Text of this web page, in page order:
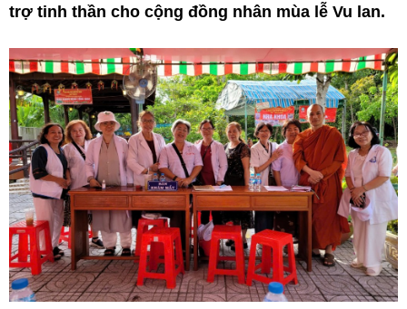
trợ tinh thần cho cộng đồng nhân mùa lễ Vu lan.